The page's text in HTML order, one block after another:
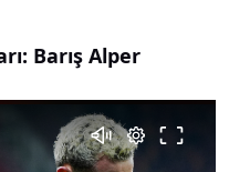
Barış Alper